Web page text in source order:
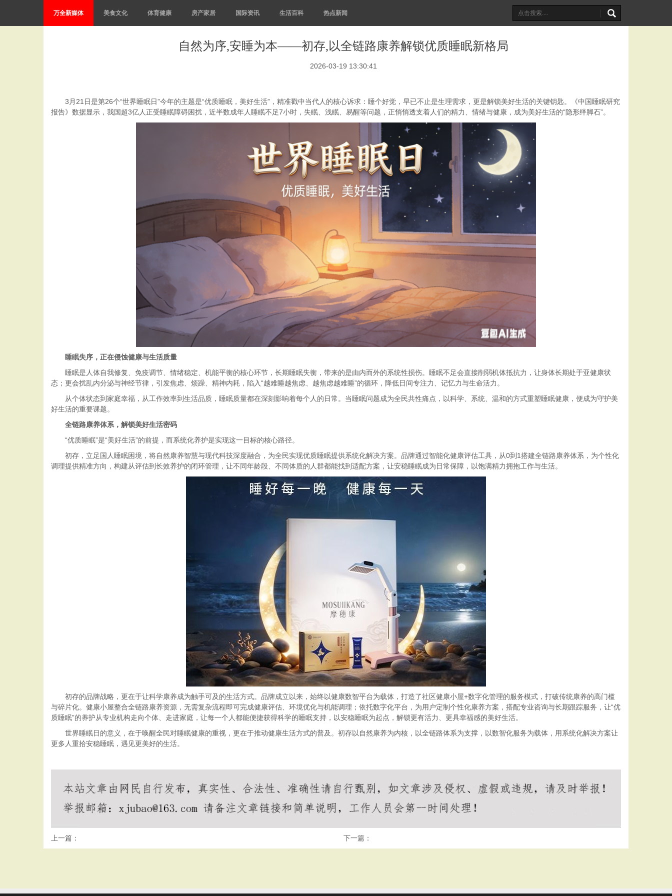
万全新媒体 美食文化 体育健康 房产家居 国际资讯 生活百科 热点新闻
自然为序,安睡为本——初存,以全链路康养解锁优质睡眠新格局
2026-03-19 13:30:41
3月21日是第26个“世界睡眠日”今年的主题是“优质睡眠，美好生活”，精准戳中当代人的核心诉求：睡个好觉，早已不止是生理需求，更是解锁美好生活的关键钥匙。《中国睡眠研究
报告》数据显示，我国超3亿人正受睡眠障碍困扰，近半数成年人睡眠不足7小时，失眠、浅眠、易醒等问题，正悄悄透支着人们的精力、情绪与健康，成为美好生活的“隐形绊脚石”。
睡眠失序，正在侵蚀健康与生活质量
睡眠是人体自我修复、免疫调节、情绪稳定、机能平衡的核心环节，长期睡眠失衡，带来的是由内而外的系统性损伤。睡眠不足会直接削弱机体抵抗力，让身体长期处于亚健康状
态；更会扰乱内分泌与神经节律，引发焦虑、烦躁、精神内耗，陷入“越难睡越焦虑、越焦虑越难睡”的循环，降低日间专注力、记忆力与生命活力。
从个体状态到家庭幸福，从工作效率到生活品质，睡眠质量都在深刻影响着每个人的日常。当睡眠问题成为全民共性痛点，以科学、系统、温和的方式重塑睡眠健康，便成为守护美
好生活的重要课题。
全链路康养体系，解锁美好生活密码
“优质睡眠”是“美好生活”的前提，而系统化养护是实现这一目标的核心路径。
初存，立足国人睡眠困境，将自然康养智慧与现代科技深度融合，为全民实现优质睡眠提供系统化解决方案。品牌通过智能化健康评估工具，从0到1搭建全链路康养体系，为个性化
调理提供精准方向，构建从评估到长效养护的闭环管理，让不同年龄段、不同体质的人群都能找到适配方案，让安稳睡眠成为日常保障，以饱满精力拥抱工作与生活。
初存的品牌战略，更在于让科学康养成为触手可及的生活方式。品牌成立以来，始终以健康数智平台为载体，打造了社区健康小屋+数字化管理的服务模式，打破传统康养的高门槛
与碎片化。健康小屋整合全链路康养资源，无需复杂流程即可完成健康评估、环境优化与机能调理；依托数字化平台，为用户定制个性化康养方案，搭配专业咨询与长期跟踪服务，让“优
质睡眠”的养护从专业机构走向个体、走进家庭，让每一个人都能便捷获得科学的睡眠支持，以安稳睡眠为起点，解锁更有活力、更具幸福感的美好生活。
世界睡眠日的意义，在于唤醒全民对睡眠健康的重视，更在于推动健康生活方式的普及。初存以自然康养为内核，以全链路体系为支撑，以数智化服务为载体，用系统化解决方案让
更多人重拾安稳睡眠，遇见更美好的生活。
上一篇： 下一篇：